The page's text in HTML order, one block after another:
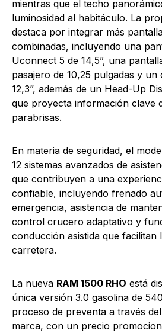
mientras que el techo
luminosidad al habitáculo. La
destaca por integrar más
combinadas, incluyendo una
Uconnect 5 de 14,5”, una
pasajero de 10,25 pulgadas y un
12,3”, además de un Head-Up
que proyecta información clave
parabrisas.
En materia de seguridad, el
12 sistemas avanzados de
que contribuyen a una
confiable, incluyendo frenado
emergencia, asistencia de
control crucero adaptativo y
conducción asistida que facilitan
carretera.
La nueva RAM 1500 RHO está
única versión 3.0 gasolina de
proceso de preventa a través
marca, con un precio